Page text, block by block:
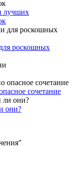
лучших
роскошных
сочетание
они?